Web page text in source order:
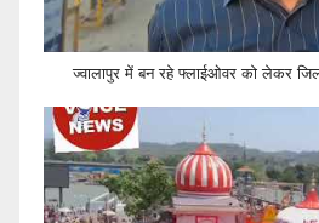
ज्वालापुर में बन रहे फ्लाईओवर को लेकर